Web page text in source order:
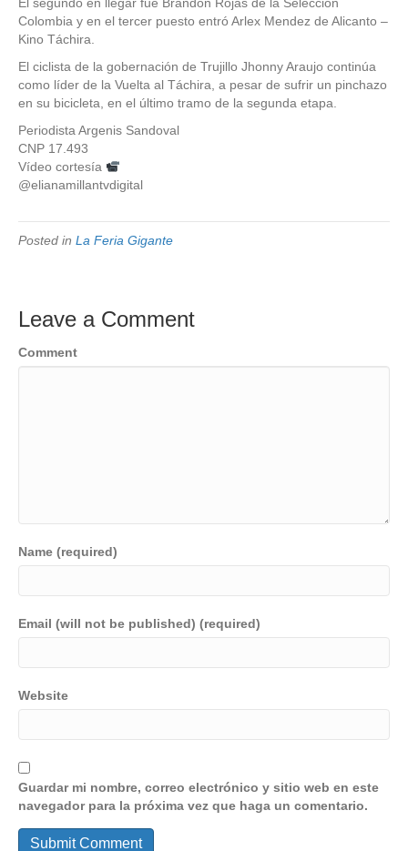
Colombia y en el tercer puesto entró Arlex Mendez de Alicanto –
Kino Táchira.
El ciclista de la gobernación de Trujillo Jhonny Araujo continúa
como líder de la Vuelta al Táchira, a pesar de sufrir un pinchazo
en su bicicleta, en el último tramo de la segunda etapa.
Periodista Argenis Sandoval
CNP 17.493
Vídeo cortesía
@elianamillantvdigital
Posted in La Feria Gigante
Leave a Comment
Comment
Name (required)
Email (will not be published) (required)
Website
Guardar mi nombre, correo electrónico y sitio web en este
navegador para la próxima vez que haga un comentario.